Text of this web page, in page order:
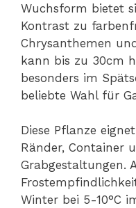
Wuchsform bietet
Kontrast zu
Chrysanthemen
kann bis zu 30cm
besonders im
beliebte Wahl für
Diese Pflanze
Ränder, Container
Grabgestaltungen.
Winter bei 5-10°C